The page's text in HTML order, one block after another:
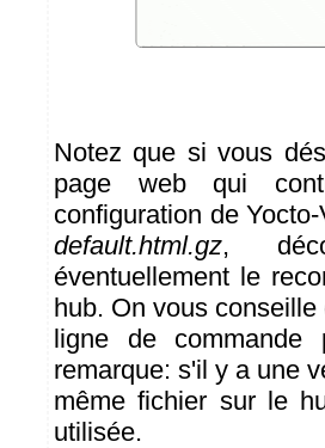
Notez que si vous
page web qui
configuration de
default.html.gz,
éventuellement le
hub. On vous
ligne de commande
remarque: s'il y a une
même fichier sur le
utilisée.